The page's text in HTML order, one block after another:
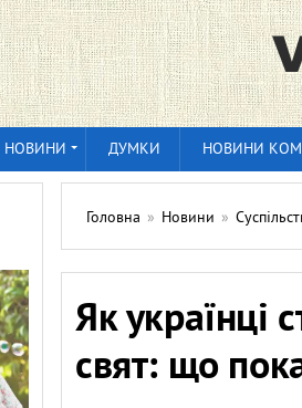
НОВИНИ ДУМКИ НОВИНИ
Головна » Новини »
Як українці
свят: що